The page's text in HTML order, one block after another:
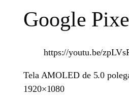
Google
https://youtu.be/
Tela AMOLED de 5.0
1920×1080